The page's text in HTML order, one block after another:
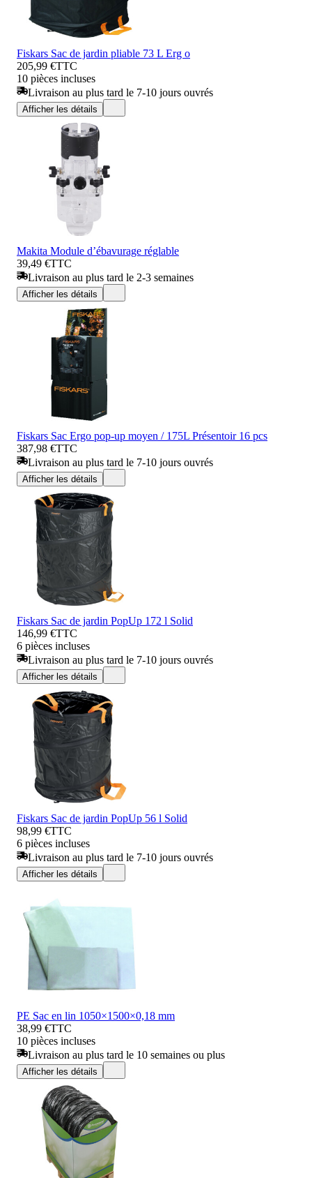
Fiskars Sac de jardin pliable 73 L Erg o
205,99 €TTC
10 pièces incluses
Livraison au plus tard le 7-10 jours ouvrés
Afficher les détails
Makita Module d’ébavurage réglable
39,49 €TTC
Livraison au plus tard le 2-3 semaines
Afficher les détails
Fiskars Sac Ergo pop-up moyen / 175L Présentoir 16 pcs
387,98 €TTC
Livraison au plus tard le 7-10 jours ouvrés
Afficher les détails
Fiskars Sac de jardin PopUp 172 l Solid
146,99 €TTC
6 pièces incluses
Livraison au plus tard le 7-10 jours ouvrés
Afficher les détails
Fiskars Sac de jardin PopUp 56 l Solid
98,99 €TTC
6 pièces incluses
Livraison au plus tard le 7-10 jours ouvrés
Afficher les détails
PE Sac en lin 1050×1500×0,18 mm
38,99 €TTC
10 pièces incluses
Livraison au plus tard le 10 semaines ou plus
Afficher les détails